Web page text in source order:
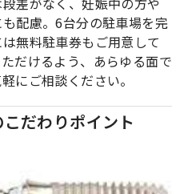
配慮。6台分の駐車場を完
無料駐車券もご用意して
だけるよう、あらゆる面で
にご相談ください。
だわりポイント